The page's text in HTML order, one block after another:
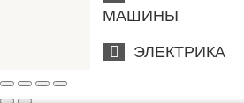
МАШИНЫ
ЭЛЕКТРИКА